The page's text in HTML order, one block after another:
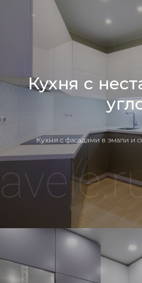
Кухня с
Кухня c фасадами в эмали и